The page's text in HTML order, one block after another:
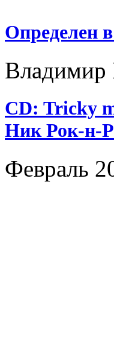
Определен
Владимир
CD: Tricky
Ник Рок-н-
Февраль